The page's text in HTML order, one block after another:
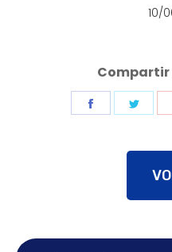
10/
Share
Facebook
Buscar: